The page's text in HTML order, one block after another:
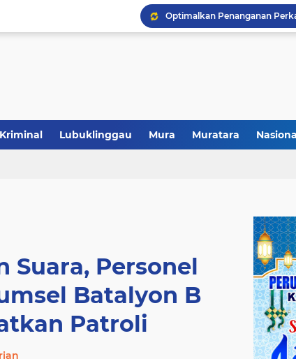
Kriminal Lubuklinggau Mura Muratara
Suara, Personel
Batalyon B
Patroli